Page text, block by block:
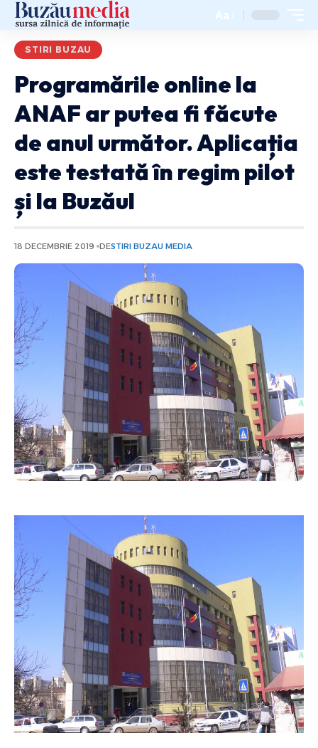
Aa
STIRI BUZAU
Programările online la
ANAF ar putea fi făcute
de anul următor. Aplicația
este testată în regim pilot
și la Buzăul
18 DECEMBRIE 2019 DESTIRI BUZAU MEDIA